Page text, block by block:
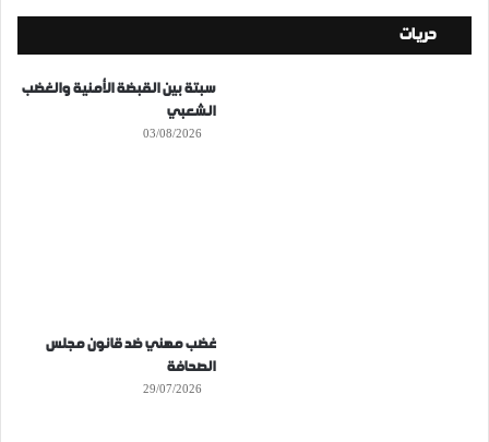
حريات
سبتة بين القبضة الأمنية والغضب
الشعبي
03/08/2026
غضب مهني ضد قانون مجلس
الصحافة
29/07/2026